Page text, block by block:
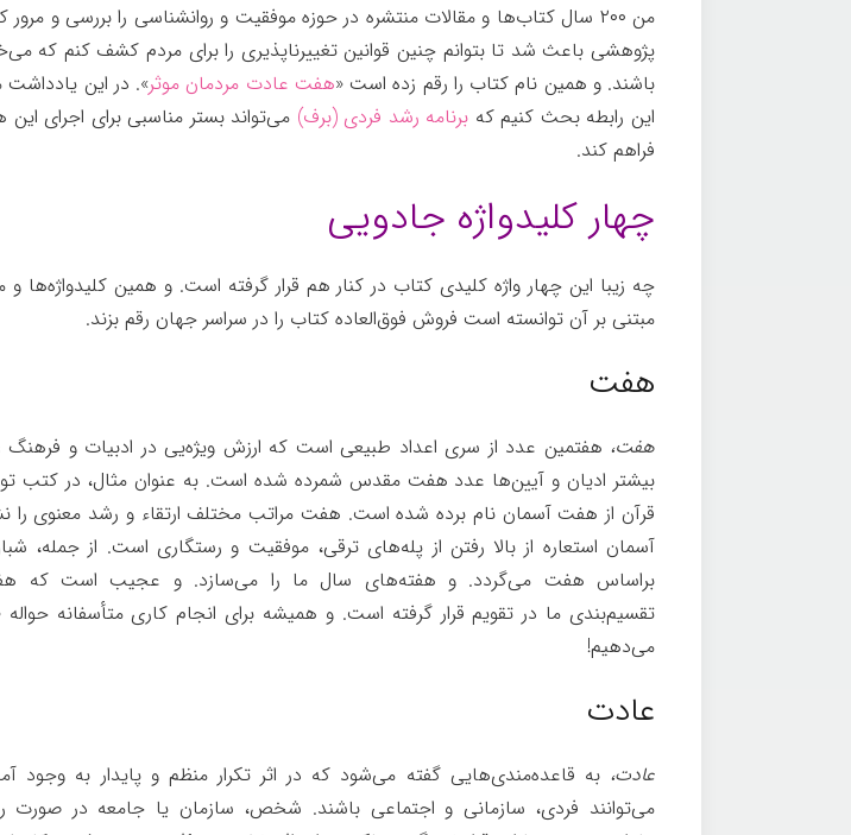
من ۲۰۰ سال کتاب‌ها و مقالات منتشره در حوزه موفقیت و روانشناسی را بررسی و مرور
پژوهشی باعث شد تا بتوانم چنین قوانین تغییرناپذیری را برای مردم کشف کنم که
باشند. و همین نام کتاب را رقم زده است «هفت عادت مردمان موثر». در این
این رابطه بحث کنیم که برنامه رشد فردی (برف) می‌تواند بستر مناسبی برای اجرای
فراهم کند.
چهار کلیدواژه جادویی
چه زیبا این چهار واژه کلیدی کتاب در کنار هم قرار گرفته است. و همین کلیدواژه‌ها
مبتنی بر آن توانسته است فروش فوق‌العاده کتاب را در سراسر جهان رقم بزند.
هفت
هفت، هفتمین عدد از سری اعداد طبیعی است که ارزش ویژه‌یی در ادبیات و فرهنگ
بیشتر ادیان و آیین‌ها عدد هفت مقدس شمرده شده است. به عنوان مثال، در کتب
قرآن از هفت آسمان نام برده شده است. هفت مراتب مختلف ارتقاء و رشد معنوی
آسمان استعاره از بالا رفتن از پله‌های ترقی، موفقیت و رستگاری است. از جمله،
براساس هفت می‌گردد. و هفته‌های سال ما را می‌سازد. و عجیب است که
تقسیم‌بندی ما در تقویم قرار گرفته است. و همیشه برای انجام کاری متأسفانه حواله
می‌دهیم!
عادت
عادت،به قاعده‌مندی‌هایی گفته می‌شود که در اثر تکرار منظم و پایدار به وجود
می‌توانند فردی، سازمانی و اجتماعی باشند. شخص، سازمان یا جامعه در صورت